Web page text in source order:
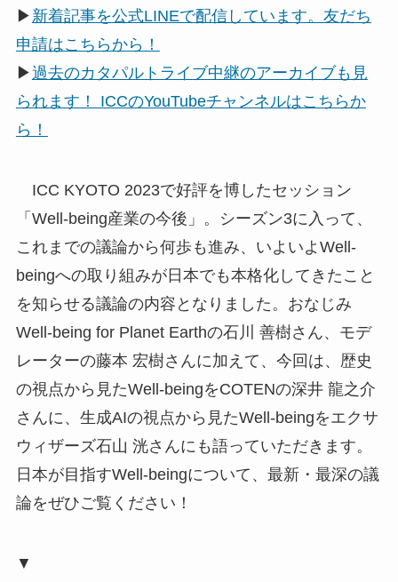
▶ 新着記事を公式LINEで配信しています。友だち
申請はこちらから！
▶過去のカタパルトライブ中継のアーカイブも見
られます！ ICCのYouTubeチャンネルはこちらか
ら！
ICC KYOTO 2023で好評を博したセッション
「Well-being産業の今後」。シーズン3に入って、
これまでの議論から何歩も進み、いよいよWell-
beingへの取り組みが日本でも本格化してきたこと
を知らせる議論の内容となりました。おなじみ
Well-being for Planet Earthの石川 善樹さん、モデ
レーターの藤本 宏樹さんに加えて、今回は、歴史
の視点から見たWell-beingをCOTENの深井 龍之介
さんに、生成AIの視点から見たWell-beingをエクサ
ウィザーズ石山 洸さんにも語っていただきます。
日本が目指すWell-beingについて、最新・最深の議
論をぜひご覧ください！
▼